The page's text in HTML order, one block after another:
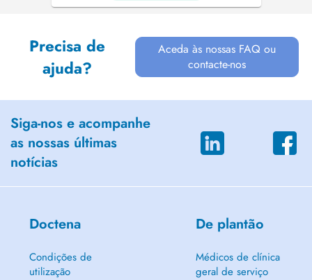
Precisa de
ajuda?
Aceda às nossas FAQ ou
contacte-nos
Siga-nos e acompanhe
as nossas últimas
notícias
Doctena
Condições de
utilização
De plantão
Médicos de clínica
geral de serviço